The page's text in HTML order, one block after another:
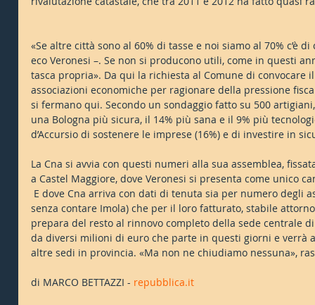
«Se altre città sono al 60% di tasse e noi siamo al 70% c’è
eco Veronesi –. Se non si producono utili, come in questi
tasca propria». Da qui la richiesta al Comune di
associazioni economiche per ragionare della pressione
si fermano qui. Secondo un sondaggio fatto su 500
una Bologna più sicura, il 14% più sana e il 9% più
d’Accursio di sostenere le imprese (16%) e di investire in
La Cna si avvia con questi numeri alla sua assemblea,
a Castel Maggiore, dove Veronesi si presenta come unico
senza contare Imola) che per il loro fatturato, stabile
prepara del resto al rinnovo completo della sede centrale
da diversi milioni di euro che parte in questi giorni e verrà
altre sedi in provincia. «Ma non ne chiudiamo nessuna»,
di MARCO BETTAZZI - repubblica.it